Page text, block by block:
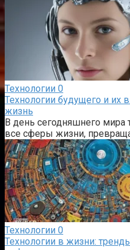
Технологии 0
Технологии будущего и их
жизнь
В день сегодняшнего мира
все сферы жизни,
Технологии 0
Технологии в жизни: